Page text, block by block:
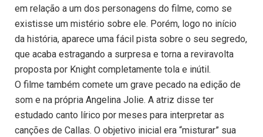
em relação a um dos personagens do filme, como se
existisse um mistério sobre ele. Porém, logo no início
da história, aparece uma fácil pista sobre o seu segredo,
que acaba estragando a surpresa e torna a reviravolta
proposta por Knight completamente tola e inútil.
O filme também comete um grave pecado na edição de
som e na própria Angelina Jolie. A atriz disse ter
estudado canto lírico por meses para interpretar as
canções de Callas. O objetivo inicial era “misturar” sua